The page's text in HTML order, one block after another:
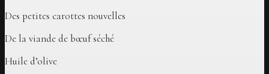
Des petites carottes nouvelles
De la viande de bœuf séché
Huile d’olive